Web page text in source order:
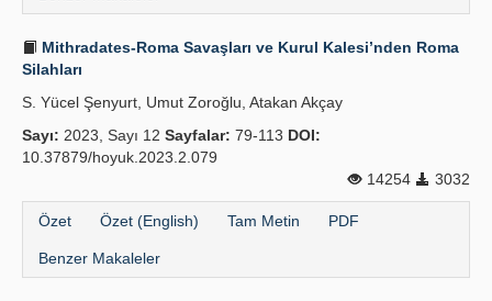
Mithradates-Roma Savaşları ve Kurul Kalesi’nden Roma
Silahları
S. Yücel Şenyurt, Umut Zoroğlu, Atakan Akçay
Sayı: 2023, Sayı 12 Sayfalar: 79-113 DOI:
10.37879/hoyuk.2023.2.079
14254
3032
Özet Özet (English) Tam Metin PDF
Benzer Makaleler